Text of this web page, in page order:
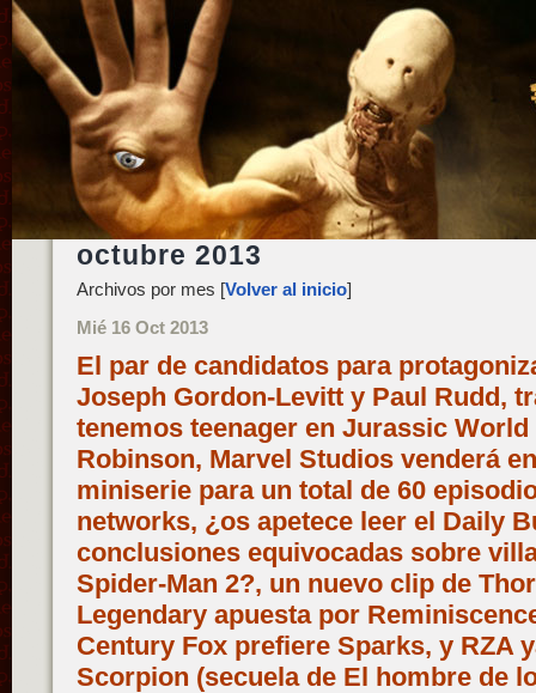
octubre 2013
Archivos por mes [Volver al inicio]
Mié 16 Oct 2013
El par de candidatos para
Joseph Gordon-Levitt y Paul Rudd,
tenemos teenager en Jurassic
Robinson, Marvel Studios venderá
miniserie para un total de 60
networks, ¿os apetece leer el Daily
conclusiones equivocadas sobre
Spider-Man 2?, un nuevo clip de
Legendary apuesta por
Century Fox prefiere Sparks, y RZA
Scorpion (secuela de El hombre de